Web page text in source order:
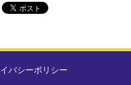
バシーポリシー